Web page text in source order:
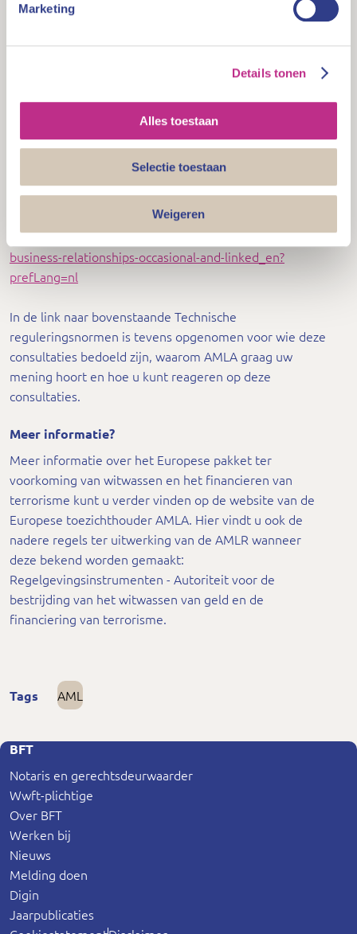
Marketing
Details tonen
Alles toestaan
Selectie toestaan
Weigeren
consultations/consultation-draft-rts-pecuniary-
Deadline 8 mei 2026
https://www.amla.europa.eu/policy/public-
consultations/consultation-draft-rts-customer-due-
Deadline 8 mei 2026
https://www.amla.europa.eu/policy/public-
consultations/consultation-draft-rts-criteria-identifying-
business-relationships-occasional-and-linked_en?
prefLang=nl
In de link naar bovenstaande Technische
reguleringsnormen is tevens opgenomen voor wie deze
consultaties bedoeld zijn, waarom AMLA graag uw
mening hoort en hoe u kunt reageren op deze
consultaties.
Meer informatie?
Meer informatie over het Europese pakket ter
voorkoming van witwassen en het financieren van
terrorisme kunt u verder vinden op de website van de
Europese toezichthouder AMLA. Hier vindt u ook de
nadere regels ter uitwerking van de AMLR wanneer
deze bekend worden gemaakt:
Regelgevingsinstrumenten - Autoriteit voor de
bestrijding van het witwassen van geld en de
financiering van terrorisme.
Tags AML
BFT
Notaris en gerechtsdeurwaarder
Wwft-plichtige
Over BFT
Werken bij
Nieuws
Melding doen
Digin
Jaarpublicaties